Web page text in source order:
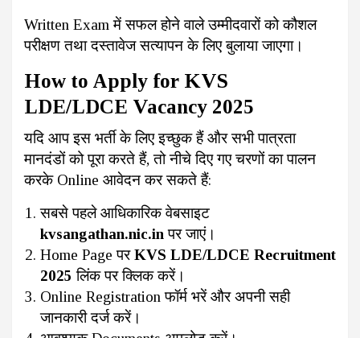
Written Exam में सफल होने वाले उम्मीदवारों को कौशल
परीक्षण तथा दस्तावेज सत्यापन के लिए बुलाया जाएगा।
How to Apply for KVS
LDE/LDCE Vacancy 2025
यदि आप इस भर्ती के लिए इच्छुक हैं और सभी पात्रता
मानदंडों को पूरा करते हैं, तो नीचे दिए गए चरणों का पालन
करके Online आवेदन कर सकते हैं:
सबसे पहले आधिकारिक वेबसाइट
kvsangathan.nic.in पर जाएं।
Home Page परKVS LDE/LDCE Recruitment
2025 लिंक पर क्लिक करें।
Online Registration फॉर्म भरें और अपनी सही
जानकारी दर्ज करें।